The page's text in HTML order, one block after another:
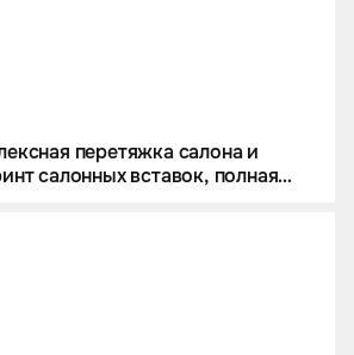
перетяжка салона и
салонных вставок, полная